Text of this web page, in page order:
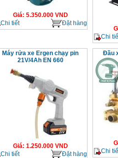
Giá: 5.350.000VND
Chi tiết
Đặt hàng
Chi
Máy rửa xe Ergen chạy pin
21V/4Ah EN 660
Giá: 1.250.000VND
Chi tiết
Đặt hàng
Đầu
Chi